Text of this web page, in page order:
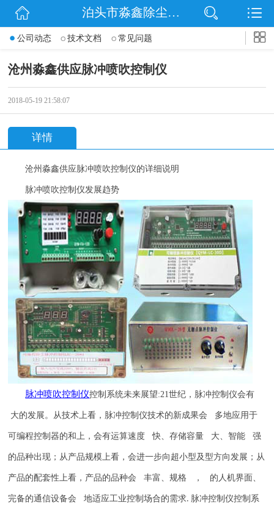
网站首页
泊头市淼鑫除尘配件销售处
公司动态 技术文档 常见问题
沧州淼鑫供应脉冲喷吹控制仪
2018-05-19 21:58:07
详情
沧州淼鑫供应脉冲喷吹控制仪的详细说明
脉冲喷吹控制仪发展趋势
脉冲喷吹控制仪控制系统未来展望:21世纪，脉冲控制仪会有
大的发展。从技术上看，脉冲控制仪技术的新成果会 多地应用于
可编程控制器的和上，会有运算速度 快、存储容量 大、智能 强
的品种出现；从产品规模上看，会进一步向超小型及型方向发展；从
产品的配套性上看，产品的品种会 丰富、规格 ， 的人机界面、
完备的通信设备会 地适应工业控制场合的需求.脉冲控制仪控制系